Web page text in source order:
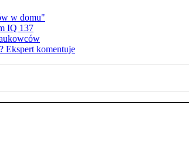
w domu"
IQ 137
Ekspert komentuje